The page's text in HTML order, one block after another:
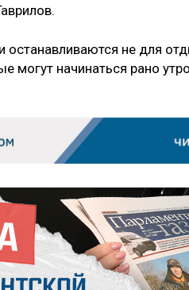
не для
могут начинаться рано